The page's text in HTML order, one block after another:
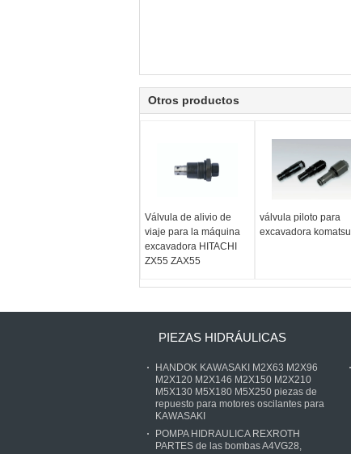
Otros productos
Válvula de alivio de
viaje para la máquina
excavadora HITACHI
ZX55 ZAX55
válvula piloto para
excavadora komatsu
PIEZAS HIDRÁULICAS
HANDOK KAWASAKI M2X63 M2X96
M2X120 M2X146 M2X150 M2X210
M5X130 M5X180 M5X250 piezas de
repuesto para motores oscilantes para
KAWASAKI
POMPA HIDRAULICA REXROTH
PARTES de las bombas A4VG28,